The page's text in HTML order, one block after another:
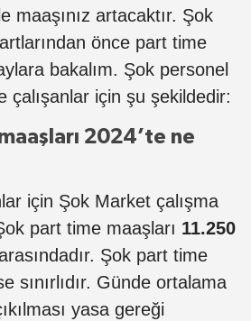
maaşınız artacaktır. Şok
önce part time
bakalım. Şok personel
çalışanlar için şu şekildedir:
2024’te ne
için Şok Market çalışma
part time maaşları 11.250
Şok part time
sınırlıdır. Günde ortalama
yasa gereği